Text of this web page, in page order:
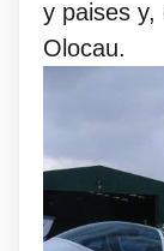
y paises y,
Olocau.